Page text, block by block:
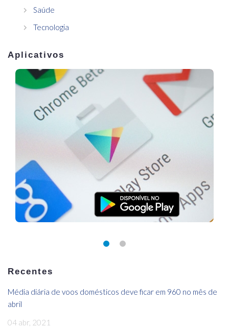
Saúde
Tecnologia
Aplicativos
Recentes
Média diária de voos domésticos deve ficar em 960 no mês de
abril
04 abr, 2021